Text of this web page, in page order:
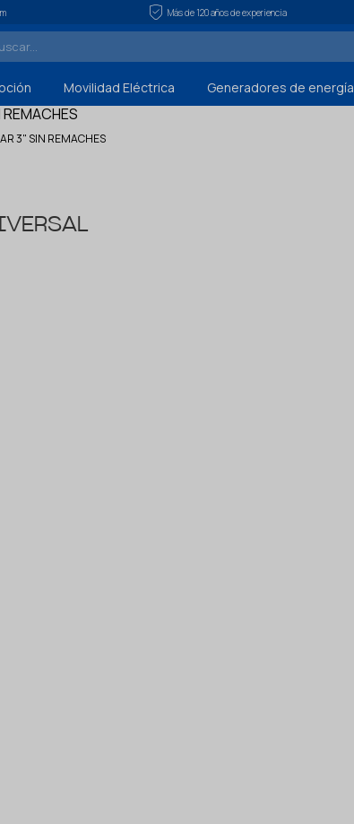
Más de 120 años de experiencia
Movilidad Eléctrica Generadores de energía
3" SIN REMACHES